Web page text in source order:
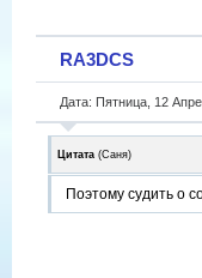
RA3DCS
Дата: Пятница, 12
Цитата (Саня)
Поэтому судить о